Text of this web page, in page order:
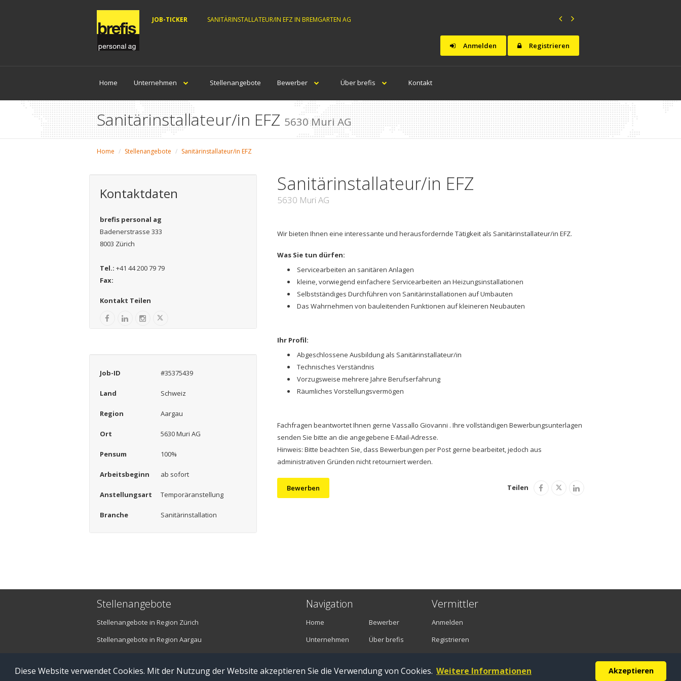
Diese Website verwendet Cookies. Mit der Nutzung der Website akzeptieren Sie die Verwendung von Cookies. Weitere Informationen Akzeptieren
JOB-TICKER SANITÄRINSTALLATEUR/IN EFZ IN BREMGARTEN AG
Anmelden Registrieren
Home Unternehmen Stellenangebote Bewerber Über brefis Kontakt
Sanitärinstallateur/in EFZ 5630 Muri AG
Home Stellenangebote Sanitärinstallateur/in EFZ
Kontaktdaten
brefis personal ag
Badenerstrasse 333
8003 Zürich
Tel.: +41 44 200 79 79
Fax:
Kontakt Teilen
Job-ID #35375439
Land Schweiz
Region Aargau
Ort 5630 Muri AG
Pensum 100%
Arbeitsbeginn ab sofort
Anstellungsart Temporäranstellung
Branche Sanitärinstallation
Sanitärinstallateur/in EFZ
5630 Muri AG
Wir bieten Ihnen eine interessante und herausfordernde Tätigkeit als Sanitärinstallateur/in EFZ.
Was Sie tun dürfen:
Servicearbeiten an sanitären Anlagen
kleine, vorwiegend einfachere Servicearbeiten an Heizungsinstallationen
Selbstständiges Durchführen von Sanitärinstallationen auf Umbauten
Das Wahrnehmen von bauleitenden Funktionen auf kleineren Neubauten
Ihr Profil:
Abgeschlossene Ausbildung als Sanitärinstallateur/in
Technisches Verständnis
Vorzugsweise mehrere Jahre Berufserfahrung
Räumliches Vorstellungsvermögen
Fachfragen beantwortet Ihnen gerne Vassallo Giovanni . Ihre vollständigen Bewerbungsunterlagen
senden Sie bitte an die angegebene E-Mail-Adresse.
Hinweis: Bitte beachten Sie, dass Bewerbungen per Post gerne bearbeitet, jedoch aus
administrativen Gründen nicht retourniert werden.
Bewerben Teilen
Stellenangebote
Stellenangebote in Region Zürich
Stellenangebote in Region Aargau
Navigation
Home
Unternehmen
Bewerber
Über brefis
Vermittler
Anmelden
Registrieren